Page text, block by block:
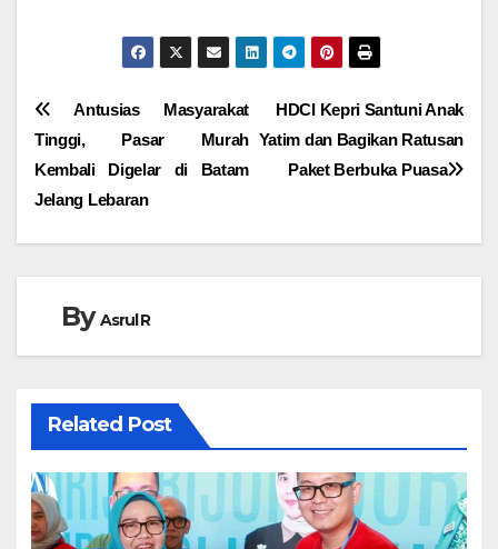
Navigasi
pos
HDCI Kepri Santuni Anak
Yatim dan Bagikan Ratusan
Paket Berbuka Puasa
Antusias Masyarakat
Tinggi, Pasar Murah
Kembali Digelar di Batam
Jelang Lebaran
ByAsrul R
Related Post